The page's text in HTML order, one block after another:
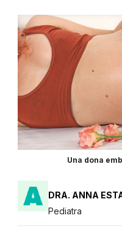
Una dona
DRA. ANNA
Pediatra